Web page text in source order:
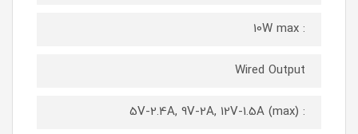
: 10W max
Wired Output
: 5V-2.4A, 9V-2A, 12V-1.5A (max)